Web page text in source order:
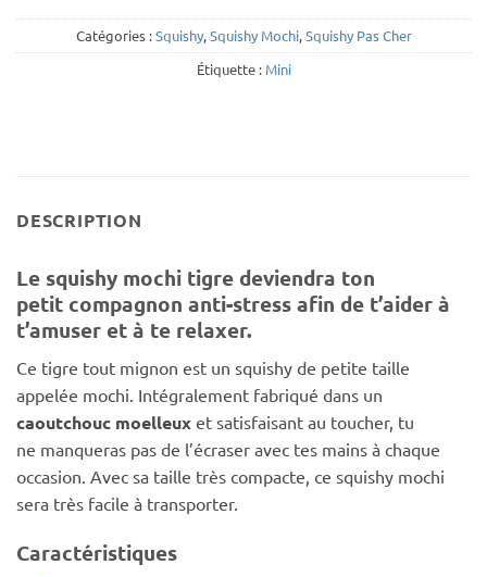
Catégories :Squishy,Squishy Mochi,Squishy Pas Cher
Étiquette : Mini
DESCRIPTION
Le squishy mochi tigre deviendra ton
petit compagnon anti-stress afin de t’aider à
t’amuser et à te relaxer.
Ce tigre tout mignon est un squishy de petite taille
appelée mochi. Intégralement fabriqué dans un
caoutchouc moelleux et satisfaisant au toucher, tu
ne manqueras pas de l’écraser avec tes mains à chaque
occasion. Avec sa taille très compacte, ce squishy mochi
sera très facile à transporter.
Caractéristiques